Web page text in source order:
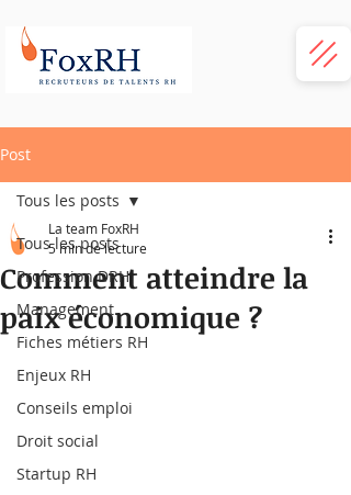
Post
Tous les posts
Profession DRH
Management
Fiches métiers RH
Enjeux RH
Conseils emploi
Droit social
Startup RH
Tous les posts
Comment atteindre la
paix économique ?
La team FoxRH
5 min de lecture